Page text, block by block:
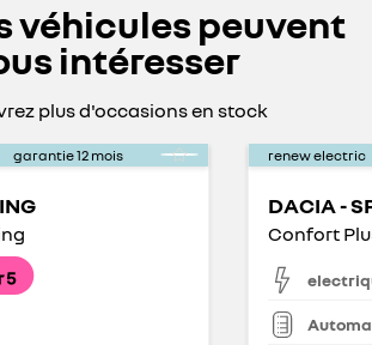
véhicules peuvent
intéresser
plus d'occasions en stock
garantie12 mois renew electric
DACIA -